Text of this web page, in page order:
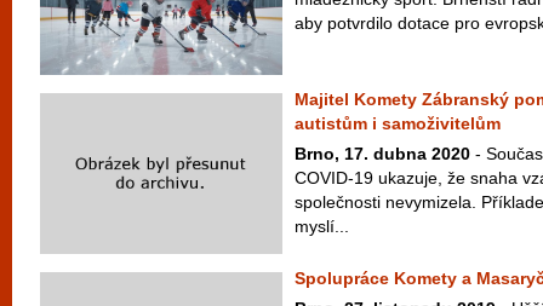
aby potvrdilo dotace pro
Majitel Komety Zábranský
autistům i samoživitelům
Brno, 17. dubna 2020 -
COVID-19 ukazuje, že snaha
společnosti nevymizela.
myslí...
Spolupráce Komety a